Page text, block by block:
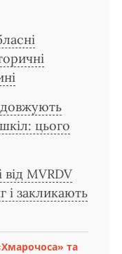
цього
від MVRDV
і закликають
та